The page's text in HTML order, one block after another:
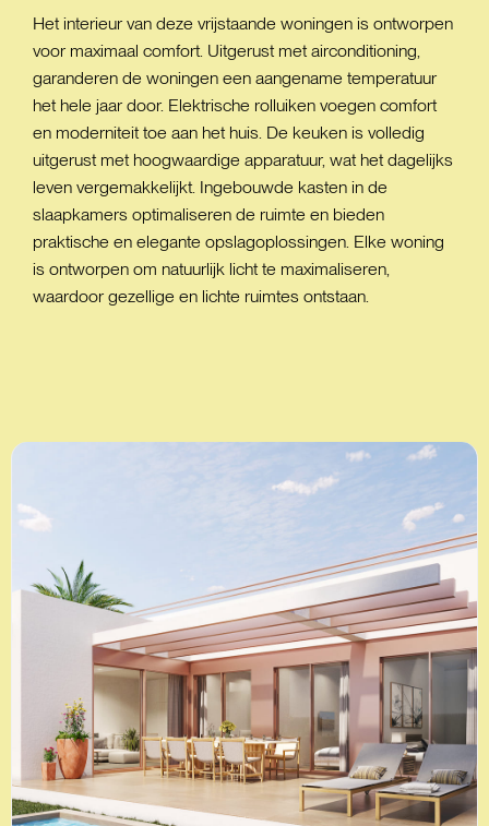
Het interieur van deze vrijstaande woningen is ontworpen
voor maximaal comfort. Uitgerust met airconditioning,
garanderen de woningen een aangename temperatuur
het hele jaar door. Elektrische rolluiken voegen comfort
en moderniteit toe aan het huis. De keuken is volledig
uitgerust met hoogwaardige apparatuur, wat het dagelijks
leven vergemakkelijkt. Ingebouwde kasten in de
slaapkamers optimaliseren de ruimte en bieden
praktische en elegante opslagoplossingen. Elke woning
is ontworpen om natuurlijk licht te maximaliseren,
waardoor gezellige en lichte ruimtes ontstaan.